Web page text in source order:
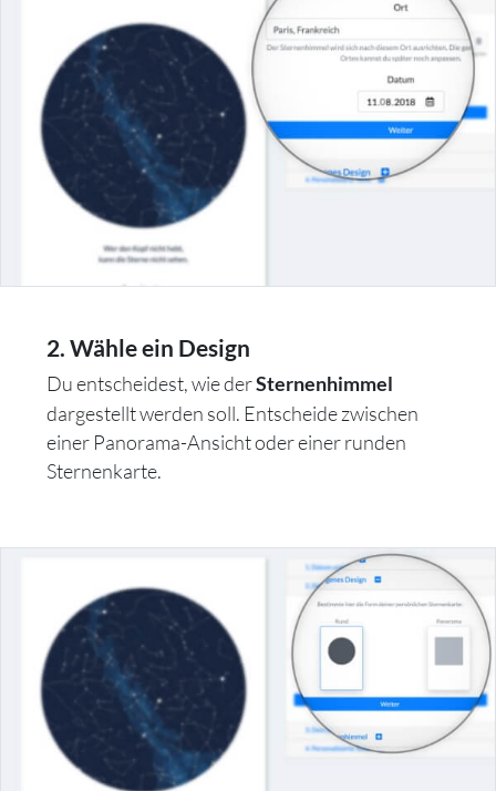
2. Wähle ein Design
Du entscheidest, wie derSternenhimmel
dargestellt werden soll. Entscheide zwischen
einer Panorama-Ansicht oder einer runden
Sternenkarte.